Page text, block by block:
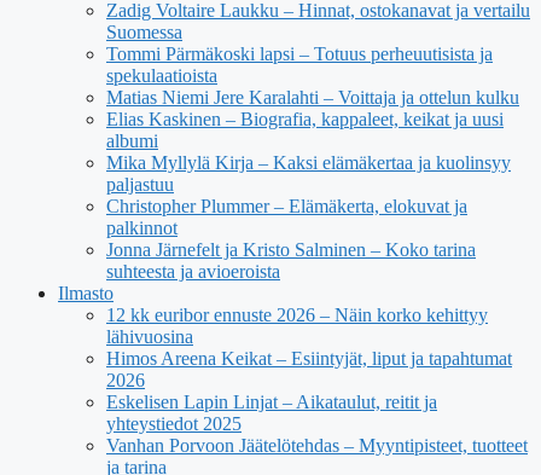
Zadig Voltaire Laukku – Hinnat, ostokanavat ja vertailu
Suomessa
Tommi Pärmäkoski lapsi – Totuus perheuutisista ja
spekulaatioista
Matias Niemi Jere Karalahti – Voittaja ja ottelun kulku
Elias Kaskinen – Biografia, kappaleet, keikat ja uusi
albumi
Mika Myllylä Kirja – Kaksi elämäkertaa ja kuolinsyy
paljastuu
Christopher Plummer – Elämäkerta, elokuvat ja
palkinnot
Jonna Järnefelt ja Kristo Salminen – Koko tarina
suhteesta ja avioeroista
Ilmasto
12 kk euribor ennuste 2026 – Näin korko kehittyy
lähivuosina
Himos Areena Keikat – Esiintyjät, liput ja tapahtumat
2026
Eskelisen Lapin Linjat – Aikataulut, reitit ja
yhteystiedot 2025
Vanhan Porvoon Jäätelötehdas – Myyntipisteet, tuotteet
ja tarina